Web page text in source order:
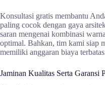
Konsultasi gratis membantu
paling cocok dengan gaya
saran mengenai kombinasi
optimal. Bahkan, tim kami siap
memiliki anggaran biaya
Jaminan Kualitas Serta Garansi